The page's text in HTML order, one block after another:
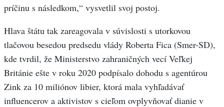
príčinu s následkom,“ vysvetlil svoj postoj.
Hlava štátu tak zareagovala v súvislosti s utorkovou
tlačovou besedou predsedu vlády Roberta Fica (Smer-SD),
kde tvrdil, že Ministerstvo zahraničných vecí Veľkej
Británie ešte v roku 2020 podpísalo dohodu s agentúrou
Zink za 10 miliónov libier, ktorá mala vyhľadávať
influencerov a aktivistov s cieľom ovplyvňovať dianie v